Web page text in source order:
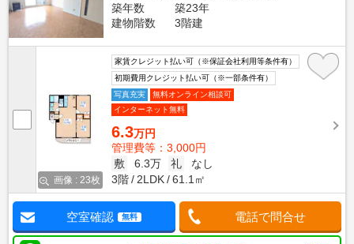
築年数
築23年
建物階数
3階建
画像 : 23枚
家賃クレジット払い可（※保証会社利用等条件有）
初期費用クレジット払い可（※一部条件有）
写真充実
無料オンライン相談可
インターネット無料
6.3万円
管理費等：3,000円
敷
6.3万 礼
なし
3階
2LDK 61.1㎡
空室確認 無料 電話で問合せ